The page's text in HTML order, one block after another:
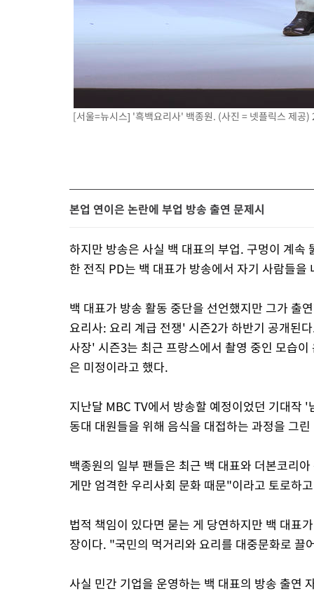
[서울=뉴시스] '흑백요리사' 백종원. (사진 = 넷플릭스 제
본업 연이은 논란에 부업 방송 출연 문제시
하지만 방송은 사실 백 대표의 부업. 구멍이 계
한 전직 PD는 백 대표가 방송에서 자기 사람들
백 대표가 방송 활동 중단을 선언했지만 그가 출
요리사: 요리 계급 전쟁' 시즌2가 하반기 공개된
사장' 시즌3는 최근 프랑스에서 촬영 중인 모습
은 미정이라고 했다.
지난달 MBC TV에서 방송할 예정이었던 기대작
동대 대원들을 위해 음식을 대접하는 과정을 그
백종원의 일부 팬들은 최근 백 대표와 더본코리
게만 엄격한 우리사회 문화 때문"이라고 토로하
법적 책임이 있다면 묻는 게 당연하지만 백 대표
장이다. "국민의 먹거리와 요리를 대중문화로
사실 민간 기업을 운영하는 백 대표의 방송 출연